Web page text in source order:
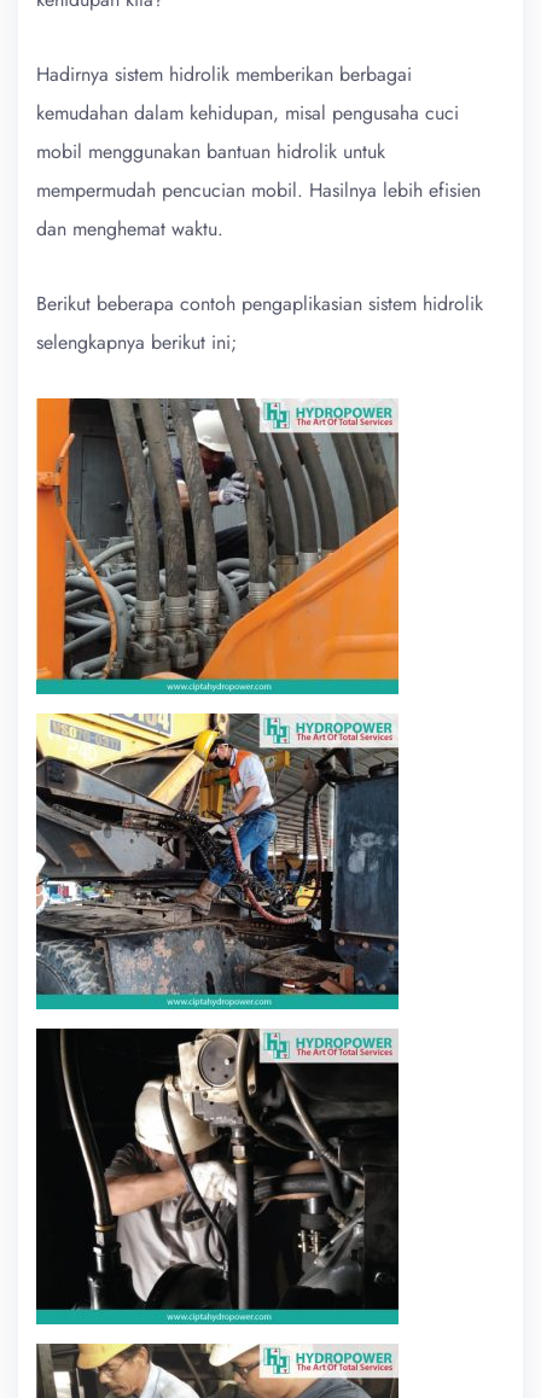
Hadirnya sistem hidrolik memberikan berbagai
kemudahan dalam kehidupan, misal pengusaha cuci
mobil menggunakan bantuan hidrolik untuk
mempermudah pencucian mobil. Hasilnya lebih efisien
dan menghemat waktu.
Berikut beberapa contoh pengaplikasian sistem hidrolik
selengkapnya berikut ini;